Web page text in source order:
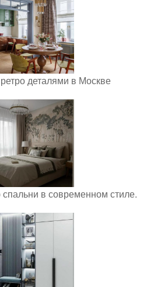
деталями в Москве
в современном стиле.